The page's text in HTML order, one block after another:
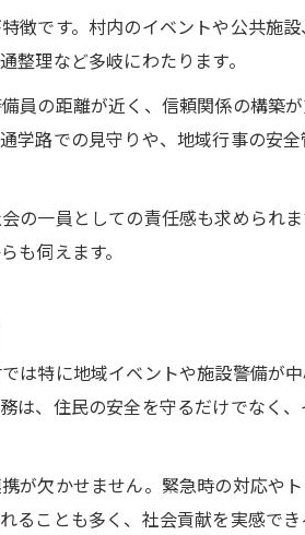
警備の仕事で得られる社会的信
求人ジャーナル系媒体から見る警
未経験から警備へ挑戦するための第
未経験者が警備員で活躍できる
警備の現場で求められるスキル
警備求人の選び方と地元応募のポ
警備員の仕事で感じる体力面の
現場ごとの警備業務の違いと働
施設警備と交通誘導の負担感を比
警備員の働き方が生活リズムに
徴です。村内のイベントや公共施
整理など多岐にわたります。
員の距離が近く、信頼関係の構築
学路での見守りや、地域行事の安
の一員としての責任感も求められ
も伺えます。
は特に地域イベントや施設警備が
は、住民の安全を守るだけでなく
が欠かせません。緊急時の対応や
ことも多く、社会貢献を実感で